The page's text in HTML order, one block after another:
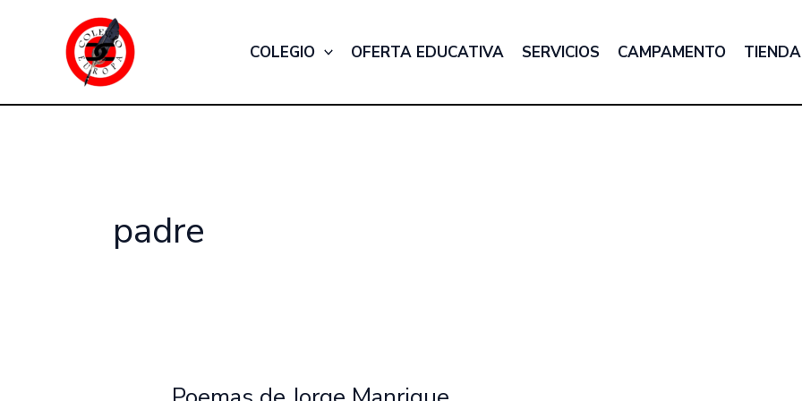
contenido
COLEGIO OFERTA EDUCATIVA SERVICIOS CAMPAMENTO TIENDA
padre
Poemas